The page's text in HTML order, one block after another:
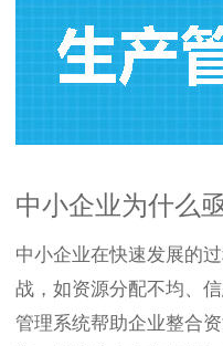
中小企业为什么
中小企业在快速发展的
战，如资源分配不均、
管理系统帮助企业整合